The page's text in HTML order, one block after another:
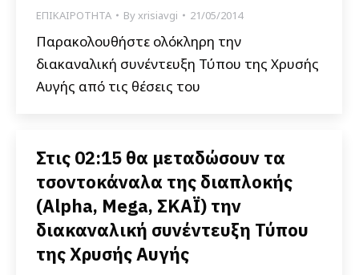
ΕΠΙΚΑΙΡΟΤΗΤΑ Byxrisiavgi 21/05/2014
Παρακολουθήστε ολόκληρη την
διακαναλική συνέντευξη Τύπου της Χρυσής
Αυγής από τις θέσεις του
Στις 02:15 θα μεταδώσουν τα
τσοντοκάναλα της διαπλοκής
(Alpha, Mega, ΣΚΑΪ) την
διακαναλική συνέντευξη Τύπου
της Χρυσής Αυγής